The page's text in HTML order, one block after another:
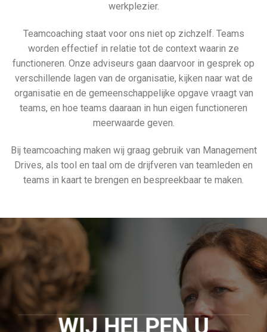
werkplezier.
Teamcoaching staat voor ons niet op zichzelf. Teams
worden effectief in relatie tot de context waarin ze
functioneren. Onze adviseurs gaan daarvoor in gesprek op
verschillende lagen van de organisatie, kijken naar wat de
organisatie en de gemeenschappelijke opgave vraagt van
teams, en hoe teams daaraan in hun eigen functioneren
meerwaarde geven.
Bij teamcoaching maken wij graag gebruik van Management
Drives, als tool en taal om de drijfveren van teamleden en
teams in kaart te brengen en bespreekbaar te maken.
WIJ HELPEN U